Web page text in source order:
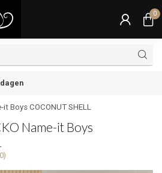
0
it Boys COCONUT SHELL
Name-it Boys